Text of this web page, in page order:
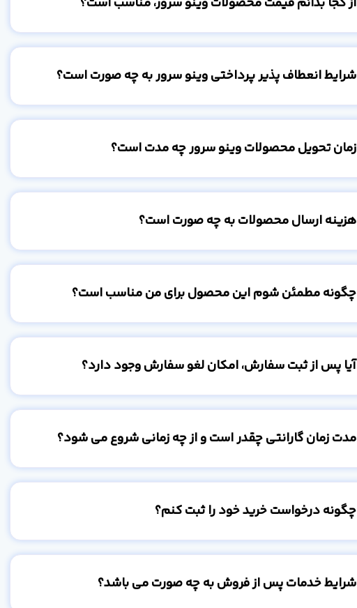
شرایط انعطاف پذیر پرداختی وینو سرور به چه صورت است؟
زمان تحویل محصولات وینو سرور چه مدت است؟
هزینه ارسال محصولات به چه صورت است؟
چگونه مطمئن شوم این محصول برای من مناسب است؟
آیا پس از ثبت سفارش، امکان لغو سفارش وجود دارد؟
مدت زمان گارانتی چقدر است و از چه زمانی شروع می شود؟
چگونه درخواست خرید خود را ثبت کنم؟
شرایط خدمات پس از فروش به چه صورت می باشد؟